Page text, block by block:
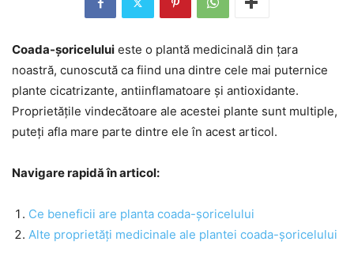
Coada-șoricelului este o plantă medicinală din țara
noastră, cunoscută ca fiind una dintre cele mai puternice
plante cicatrizante, antiinflamatoare și antioxidante.
Proprietățile vindecătoare ale acestei plante sunt multiple,
puteți afla mare parte dintre ele în acest articol.
Navigare rapidă în articol:
Ce beneficii are planta coada-șoricelului
Alte proprietăți medicinale ale plantei coada-șoricelului